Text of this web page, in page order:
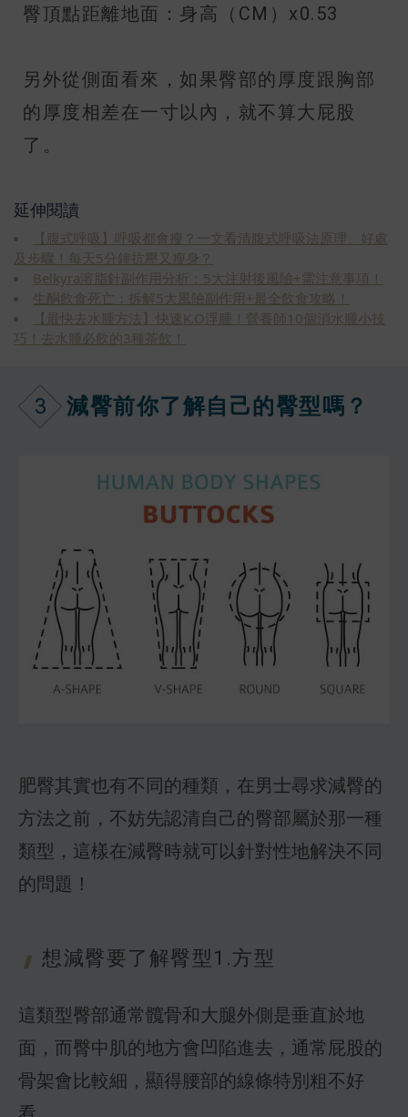
臀頂點距離地面：身高（CM）x0.53
另外從側面看來，如果臀部的厚度跟胸部
的厚度相差在一寸以內，就不算大屁股
了。
延伸閱讀
【腹式呼吸】呼吸都會瘦？一文看清腹式呼吸法原理、好處
及步驟！每天5分鐘抗壓又瘦身？
Belkyra溶脂針副作用分析：5大注射後風險+需注意事項！
生酮飲食死亡：拆解5大風險副作用+最全飲食攻略！
【最快去水腫方法】快速K.O浮腫！營養師10個消水腫小技
巧！去水腫必飲的3種茶飲！
3 減臀前你了解自己的臀型嗎？
肥臀其實也有不同的種類，在男士尋求減臀的
方法之前，不妨先認清自己的臀部屬於那一種
類型，這樣在減臀時就可以針對性地解決不同
的問題！
想減臀要了解臀型1.方型
這類型臀部通常髖骨和大腿外側是垂直於地
面，而臀中肌的地方會凹陷進去，通常屁股的
骨架會比較細，顯得腰部的線條特別粗不好